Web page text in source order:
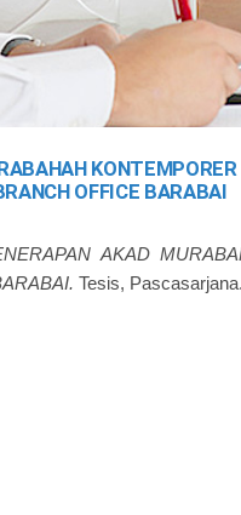
OFFICE BARABAI
AKAD
Tesis, Pascasarjana.